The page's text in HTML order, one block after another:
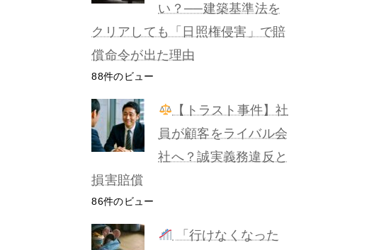
い？──建築基準法を
クリアしても「日照権侵害」で賠
償命令が出た理由
88件のビュー
【トラスト事件】社
員が顧客をライバル会
社へ？誠実義務違反と
損害賠償
86件のビュー
「行けなくなった